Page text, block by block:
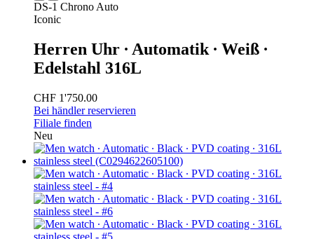
DS-1 Chrono Auto
Iconic
Herren Uhr ∙ Automatik ∙ Weiß ∙
Edelstahl 316L
CHF 1'750.00
Bei händler reservieren
Filiale finden
Neu